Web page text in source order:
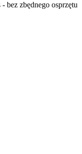
bez zbędnego osprzętu